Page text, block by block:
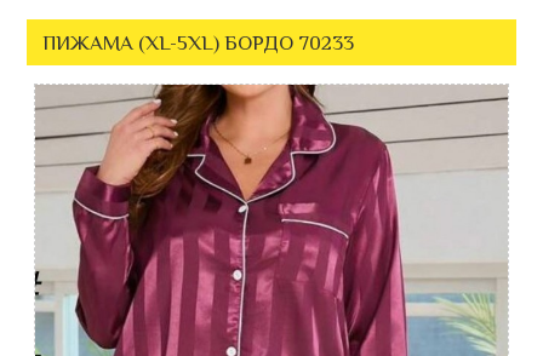
ПИЖАМА (XL-5XL) БОРДО 70233